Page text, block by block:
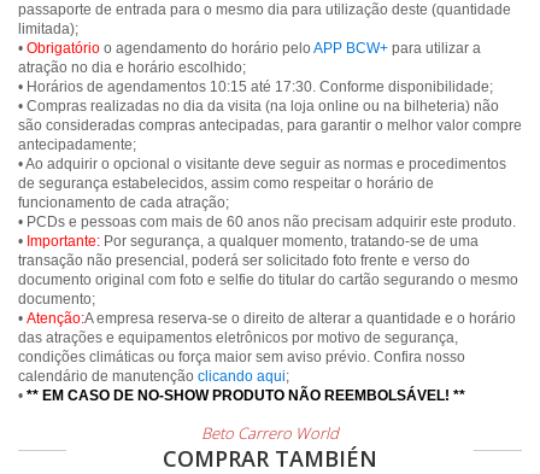
passaporte de entrada para o mesmo dia para utilização deste (quantidade
limitada);
• Obrigatório o agendamento do horário pelo APP BCW+ para utilizar a
atração no dia e horário escolhido;
• Horários de agendamentos 10:15 até 17:30. Conforme disponibilidade;
• Compras realizadas no dia da visita (na loja online ou na bilheteria) não
são consideradas compras antecipadas, para garantir o melhor valor compre
antecipadamente;
• Ao adquirir o opcional o visitante deve seguir as normas e procedimentos
de segurança estabelecidos, assim como respeitar o horário de
funcionamento de cada atração;
• PCDs e pessoas com mais de 60 anos não precisam adquirir este produto.
• Importante: Por segurança, a qualquer momento, tratando-se de uma
transação não presencial, poderá ser solicitado foto frente e verso do
documento original com foto e selfie do titular do cartão segurando o mesmo
documento;
• Atenção:A empresa reserva-se o direito de alterar a quantidade e o horário
das atrações e equipamentos eletrônicos por motivo de segurança,
condições climáticas ou força maior sem aviso prévio. Confira nosso
calendário de manutenção clicando aqui;
• ** EM CASO DE NO-SHOW PRODUTO NÃO REEMBOLSÁVEL! **
Beto Carrero World
COMPRAR TAMBIÉN